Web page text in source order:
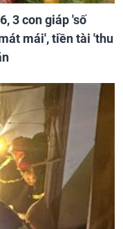
3 con giáp 'số
mái', tiền tài 'thu